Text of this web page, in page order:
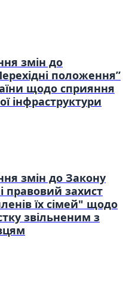
змін до
положення”
щодо сприяння
інфраструктури
змін до Закону
правовий захист
їх сімей" щодо
звільненим з